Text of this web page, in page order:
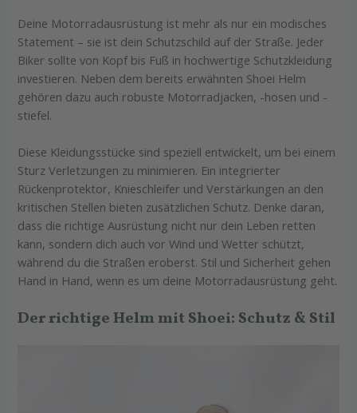
Deine Motorradausrüstung ist mehr als nur ein modisches
Statement – sie ist dein Schutzschild auf der Straße. Jeder
Biker sollte von Kopf bis Fuß in hochwertige Schutzkleidung
investieren. Neben dem bereits erwähnten Shoei Helm
gehören dazu auch robuste Motorradjacken, -hosen und -
stiefel.
Diese Kleidungsstücke sind speziell entwickelt, um bei einem
Sturz Verletzungen zu minimieren. Ein integrierter
Rückenprotektor, Knieschleifer und Verstärkungen an den
kritischen Stellen bieten zusätzlichen Schutz. Denke daran,
dass die richtige Ausrüstung nicht nur dein Leben retten
kann, sondern dich auch vor Wind und Wetter schützt,
während du die Straßen eroberst. Stil und Sicherheit gehen
Hand in Hand, wenn es um deine Motorradausrüstung geht.
Der richtige Helm mit Shoei: Schutz & Stil